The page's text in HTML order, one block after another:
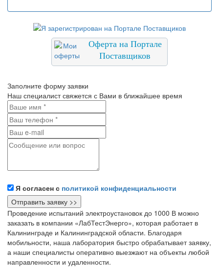
Оферта на Портале
Поставщиков
Заполните форму заявки
Наш специалист свяжется с Вами в ближайшее время
Я согласен с политикой конфиденциальности
Проведение испытаний электроустановок до 1000 В можно
заказать в компании «ЛабТестЭнерго», которая работает в
Калининграде и Калининградской области. Благодаря
мобильности, наша лаборатория быстро обрабатывает заявку,
а наши специалисты оперативно выезжают на объекты любой
направленности и удаленности.